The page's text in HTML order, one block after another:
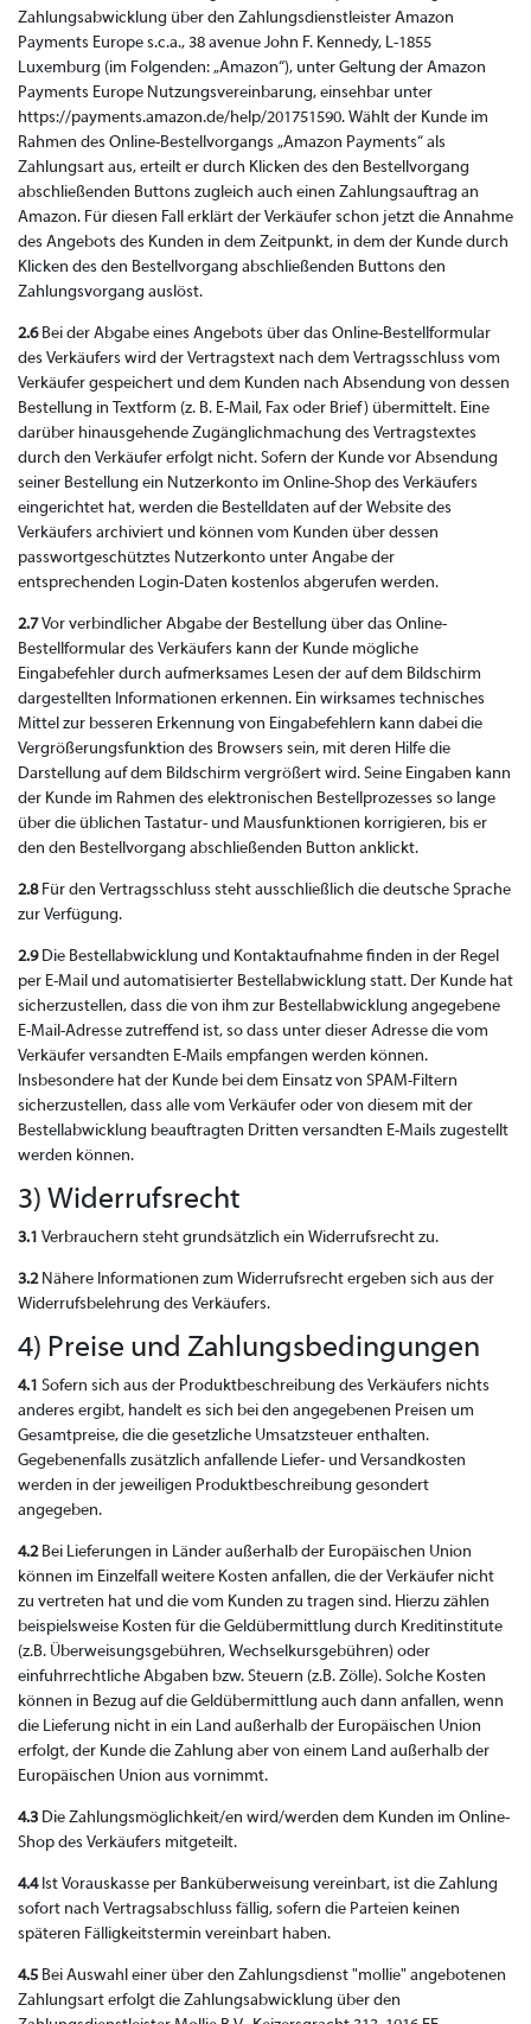
Zahlungsabwicklung über den Zahlungsdienstleister Amazon
Payments Europe s.c.a., 38 avenue John F. Kennedy, L-1855
Luxemburg (im Folgenden: „Amazon“), unter Geltung der Amazon
Payments Europe Nutzungsvereinbarung, einsehbar unter
https://payments.amazon.de/help/201751590. Wählt der Kunde im
Rahmen des Online-Bestellvorgangs „Amazon Payments“ als
Zahlungsart aus, erteilt er durch Klicken des den Bestellvorgang
abschließenden Buttons zugleich auch einen Zahlungsauftrag an
Amazon. Für diesen Fall erklärt der Verkäufer schon jetzt die Annahme
des Angebots des Kunden in dem Zeitpunkt, in dem der Kunde durch
Klicken des den Bestellvorgang abschließenden Buttons den
Zahlungsvorgang auslöst.
2.6Bei der Abgabe eines Angebots über das Online-Bestellformular
des Verkäufers wird der Vertragstext nach dem Vertragsschluss vom
Verkäufer gespeichert und dem Kunden nach Absendung von dessen
Bestellung in Textform (z. B. E-Mail, Fax oder Brief) übermittelt. Eine
darüber hinausgehende Zugänglichmachung des Vertragstextes
durch den Verkäufer erfolgt nicht. Sofern der Kunde vor Absendung
seiner Bestellung ein Nutzerkonto im Online-Shop des Verkäufers
eingerichtet hat, werden die Bestelldaten auf der Website des
Verkäufers archiviert und können vom Kunden über dessen
passwortgeschütztes Nutzerkonto unter Angabe der
entsprechenden Login-Daten kostenlos abgerufen werden.
2.7Vor verbindlicher Abgabe der Bestellung über das Online-
Bestellformular des Verkäufers kann der Kunde mögliche
Eingabefehler durch aufmerksames Lesen der auf dem Bildschirm
dargestellten Informationen erkennen. Ein wirksames technisches
Mittel zur besseren Erkennung von Eingabefehlern kann dabei die
Vergrößerungsfunktion des Browsers sein, mit deren Hilfe die
Darstellung auf dem Bildschirm vergrößert wird. Seine Eingaben kann
der Kunde im Rahmen des elektronischen Bestellprozesses so lange
über die üblichen Tastatur- und Mausfunktionen korrigieren, bis er
den den Bestellvorgang abschließenden Button anklickt.
2.8Für den Vertragsschluss steht ausschließlich die deutsche Sprache
zur Verfügung.
2.9Die Bestellabwicklung und Kontaktaufnahme finden in der Regel
per E-Mail und automatisierter Bestellabwicklung statt. Der Kunde hat
sicherzustellen, dass die von ihm zur Bestellabwicklung angegebene
E-Mail-Adresse zutreffend ist, so dass unter dieser Adresse die vom
Verkäufer versandten E-Mails empfangen werden können.
Insbesondere hat der Kunde bei dem Einsatz von SPAM-Filtern
sicherzustellen, dass alle vom Verkäufer oder von diesem mit der
Bestellabwicklung beauftragten Dritten versandten E-Mails zugestellt
werden können.
3) Widerrufsrecht
3.1 Verbrauchern steht grundsätzlich ein Widerrufsrecht zu.
3.2Nähere Informationen zum Widerrufsrecht ergeben sich aus der
Widerrufsbelehrung des Verkäufers.
4) Preise und Zahlungsbedingungen
4.1 Sofern sich aus der Produktbeschreibung des Verkäufers nichts
anderes ergibt, handelt es sich bei den angegebenen Preisen um
Gesamtpreise, die die gesetzliche Umsatzsteuer enthalten.
Gegebenenfalls zusätzlich anfallende Liefer- und Versandkosten
werden in der jeweiligen Produktbeschreibung gesondert
angegeben.
4.2Bei Lieferungen in Länder außerhalb der Europäischen Union
können im Einzelfall weitere Kosten anfallen, die der Verkäufer nicht
zu vertreten hat und die vom Kunden zu tragen sind. Hierzu zählen
beispielsweise Kosten für die Geldübermittlung durch Kreditinstitute
(z.B. Überweisungsgebühren, Wechselkursgebühren) oder
einfuhrrechtliche Abgaben bzw. Steuern (z.B. Zölle). Solche Kosten
können in Bezug auf die Geldübermittlung auch dann anfallen, wenn
die Lieferung nicht in ein Land außerhalb der Europäischen Union
erfolgt, der Kunde die Zahlung aber von einem Land außerhalb der
Europäischen Union aus vornimmt.
4.3 Die Zahlungsmöglichkeit/en wird/werden dem Kunden im Online-
Shop des Verkäufers mitgeteilt.
4.4Ist Vorauskasse per Banküberweisung vereinbart, ist die Zahlung
sofort nach Vertragsabschluss fällig, sofern die Parteien keinen
späteren Fälligkeitstermin vereinbart haben.
4.5 Bei Auswahl einer über den Zahlungsdienst "mollie" angebotenen
Zahlungsart erfolgt die Zahlungsabwicklung über den